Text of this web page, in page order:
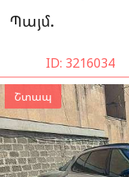
Պայմ.
ID: 3216034
Շտապ